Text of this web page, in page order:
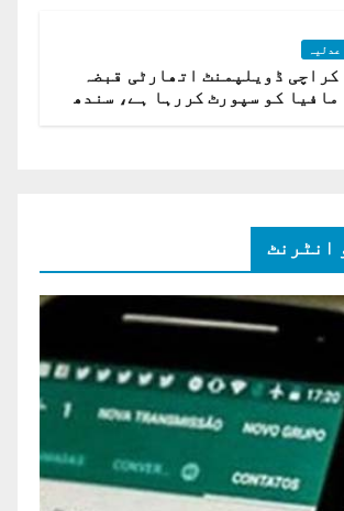
عدلیہ
کراچی ڈویلپمنٹ اتھارٹی قبضہ
مافیا کو سپورٹ کررہا ہے، سندھ
انٹرنٹ